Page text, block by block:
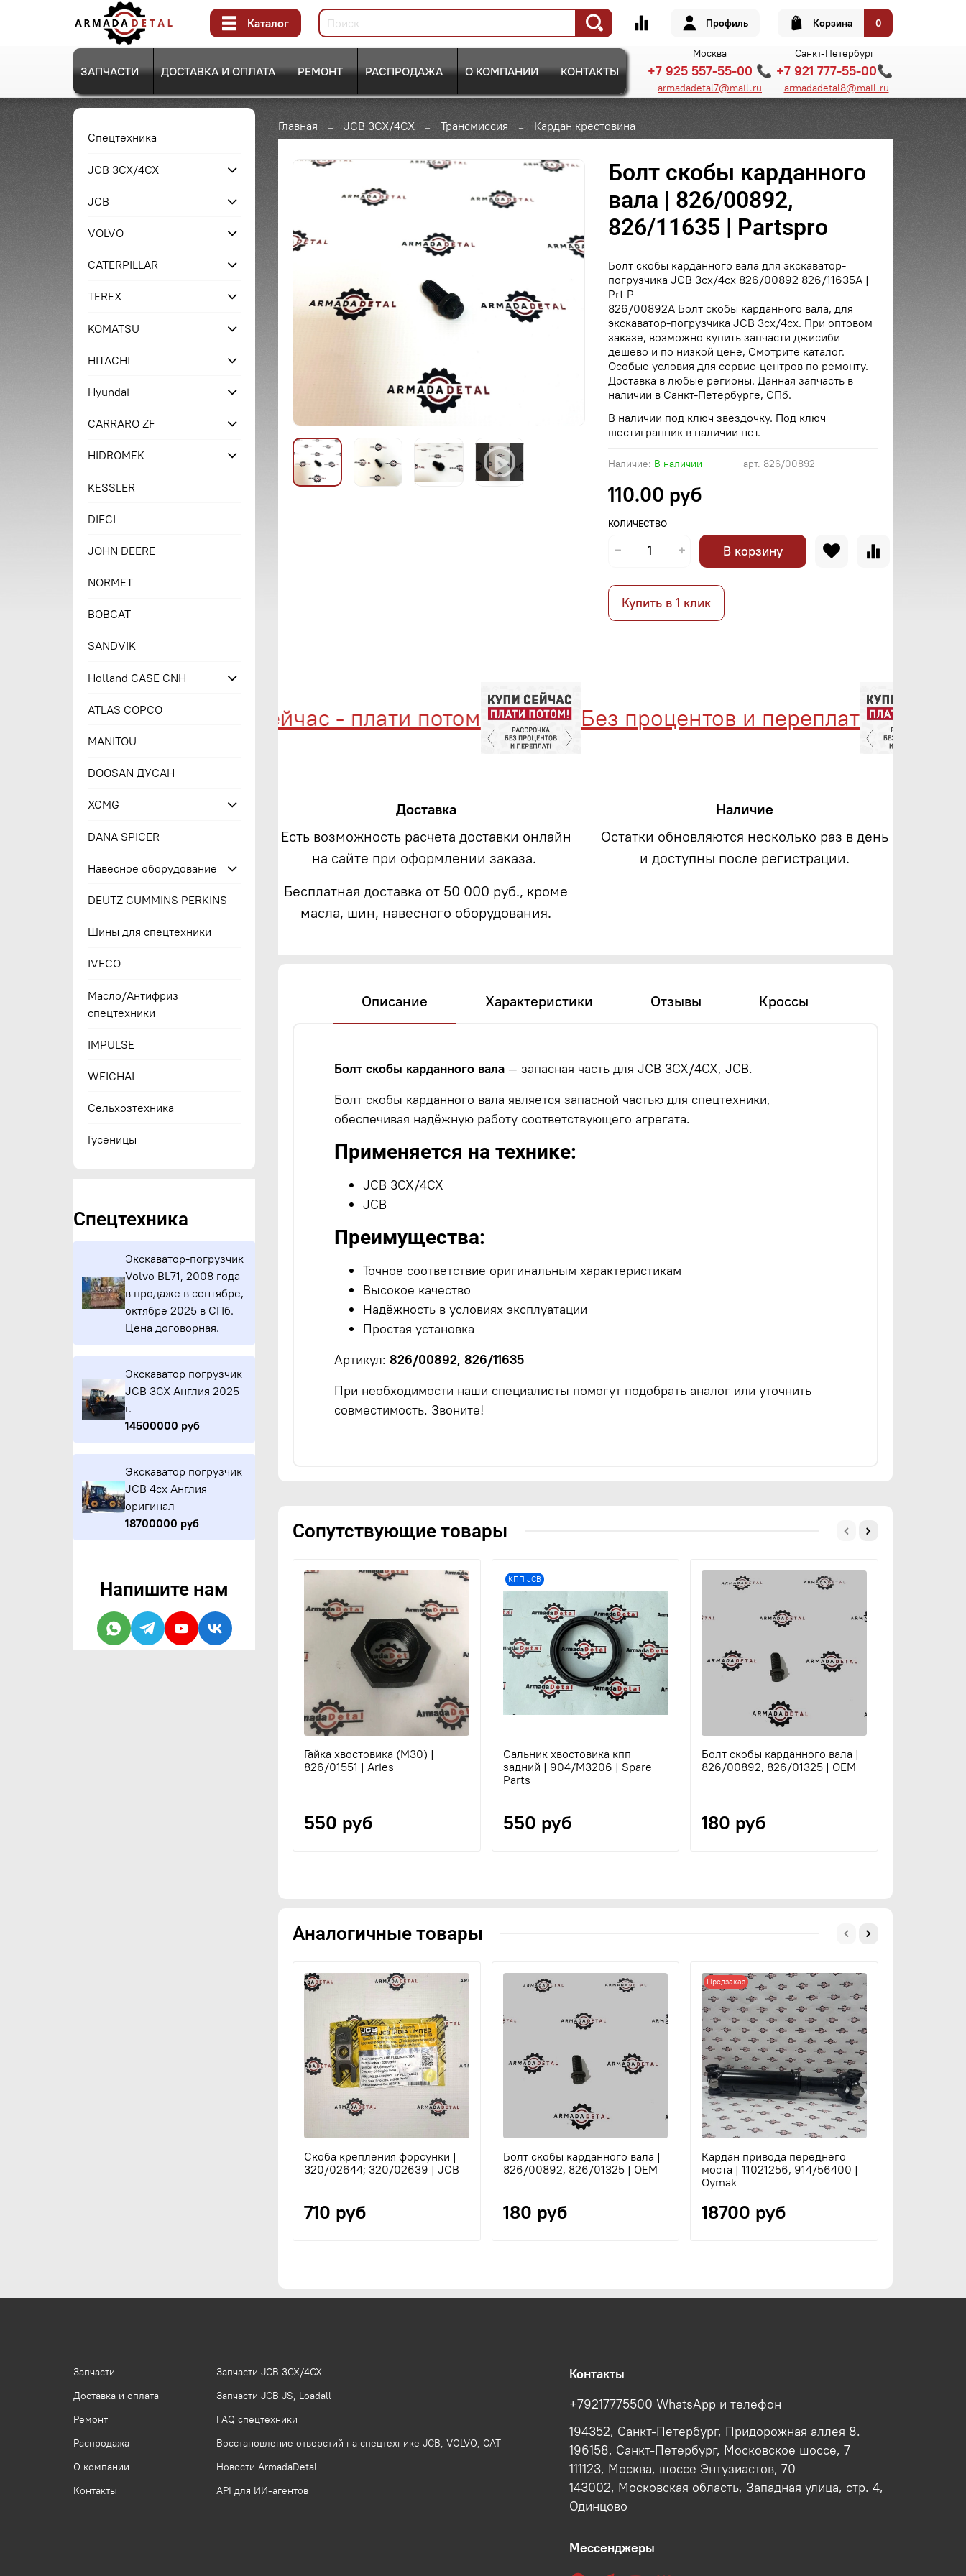
Каталог Профиль Корзина 0
ЗАПЧАСТИ ДОСТАВКА И ОПЛАТА РЕМОНТ РАСПРОДАЖА О КОМПАНИИ КОНТАКТЫ
Москва Санкт-Петербург
+7 925 557-55-00 📞 +7 921 777-55-00📞
armadadetal7@mail.ru armadadetal8@mail.ru
Главная JCB 3CX/4CX Трансмиссия Кардан крестовина
арт. 826/00892
Наличие: В наличии
Болт скобы карданного
вала | 826/00892,
826/11635 | Partspro
110.00 руб
КОЛИЧЕСТВО
В корзину
Купить в 1 клик
Болт скобы карданного вала для экскаватор-
погрузчика JCB 3cx/4cx 826/00892 826/11635A |
Prt P
826/00892A Болт скобы карданного вала, для
экскаватор-погрузчика JCB 3cx/4cx. При оптовом
заказе, возможно купить запчасти джисиби
дешево и по низкой цене, Смотрите каталог.
Особые условия для сервис-центров по ремонту.
Доставка в любые регионы. Данная запчасть в
наличии в Санкт-Петербурге, СПб.
В наличии под ключ звездочку. Под ключ
шестигранник в наличии нет.
Купи сейчас - плати потом Без процентов и переплат
Доставка
Есть возможность расчета доставки онлайн
на сайте при оформлении заказа.
Бесплатная доставка от 50 000 руб., кроме
масла, шин, навесного оборудования.
Наличие
Остатки обновляются несколько раз в день
и доступны после регистрации.
Описание Характеристики Отзывы Кроссы
Болт скобы карданного вала — запасная часть для JCB 3CX/4CX, JCB.
Болт скобы карданного вала является запасной частью для спецтехники,
обеспечивая надёжную работу соответствующего агрегата.
Применяется на технике:
JCB 3CX/4CX
JCB
Преимущества:
Точное соответствие оригинальным характеристикам
Высокое качество
Надёжность в условиях эксплуатации
Простая установка
Артикул:826/00892, 826/11635
При необходимости наши специалисты помогут подобрать аналог или уточнить
совместимость. Звоните!
Сопутствующие товары
Гайка хвостовика (М30) |
826/01551 | Aries
550 руб
КПП JCB
Сальник хвостовика кпп
задний | 904/M3206 | Spare
Parts
550 руб
Болт скобы карданного вала |
826/00892, 826/01325 | OEM
180 руб
Аналогичные товары
Скоба крепления форсунки |
320/02644; 320/02639 | JCB
710 руб
Болт скобы карданного вала |
826/00892, 826/01325 | OEM
180 руб
Предзаказ
Кардан привода переднего
моста | 11021256, 914/56400 |
Oymak
18700 руб
Спецтехника
JCB 3CX/4CX
JCB
VOLVO
CATERPILLAR
TEREX
KOMATSU
HITACHI
Hyundai
CARRARO ZF
HIDROMEK
KESSLER
DIECI
JOHN DEERE
NORMET
BOBCAT
SANDVIK
Holland CASE CNH
ATLAS COPCO
MANITOU
DOOSAN ДУСАН
XCMG
DANA SPICER
Навесное оборудование
DEUTZ CUMMINS PERKINS
Шины для спецтехники
IVECO
Масло/Антифриз
спецтехники
IMPULSE
WEICHAI
Сельхозтехника
Гусеницы
Спецтехника
Экскаватор-погрузчик
Volvo BL71, 2008 года
в продаже в сентябре,
октябре 2025 в СПб.
Цена договорная.
Экскаватор погрузчик
JCB 3CX Англия 2025
г.
14500000 руб
Экскаватор погрузчик
JCB 4cx Англия
оригинал
18700000 руб
Напишите нам
Запчасти
Доставка и оплата
Ремонт
Распродажа
О компании
Контакты
Запчасти JCB 3CX/4CX
Запчасти JCB JS, Loadall
FAQ спецтехники
Восстановление отверстий на спецтехнике JCB, VOLVO, CAT
Новости ArmadaDetal
API для ИИ-агентов
Контакты
+79217775500 WhatsApp и телефон
194352, Санкт-Петербург, Придорожная аллея 8.
196158, Санкт-Петербург, Московское шоссе, 7
111123, Москва, шоссе Энтузиастов, 70
143002, Московская область, Западная улица, стр. 4,
Одинцово
Мессенджеры